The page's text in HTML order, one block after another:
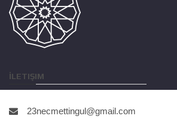
İLETIŞIM
23necmettingul@gmail.com